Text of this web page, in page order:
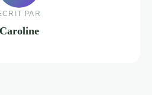
PAR
Caroline